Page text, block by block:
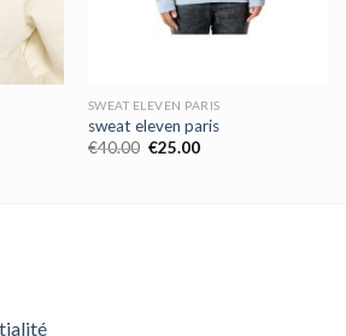
SWEAT ELEVEN PARIS
sweat eleven paris
€40.00 €25.00